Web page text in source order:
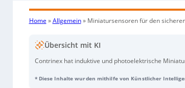
Home »Allgemein» Miniatursensoren für den
Übersicht mit KI
Contrinex hat induktive und photoelektrische
* Diese Inhalte wurden mithilfe von Künstlicher